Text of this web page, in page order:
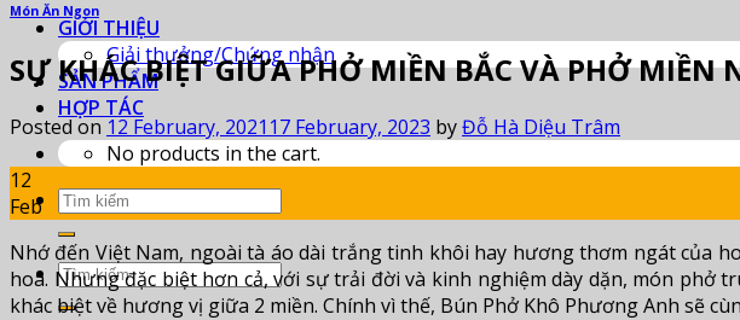
GIỚI THIỆU
Giải thưởng/Chứng nhận
SẢN PHẨM
HỢP TÁC
No products in the cart.
Search
for:
Search
for:
Món Ăn Ngon
SỰ KHÁC BIỆT GIỮA PHỞ MIỀN BẮC VÀ PHỞ MIỀN
Posted on 12 February, 2021 17 February, 2023 byĐỗ Hà Diệu Trâm
12
Feb
Nhớ đến Việt Nam, ngoài tà áo dài trắng tinh khôi hay hương thơm ngát của
hoa. Nhưng đặc biệt hơn cả, với sự trải đời và kinh nghiệm dày dặn, món
khác biệt về hương vị giữa 2 miền. Chính vì thế, Bún Phở Khô Phương Anh sẽ